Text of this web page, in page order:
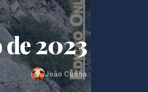
2023
João Cunha